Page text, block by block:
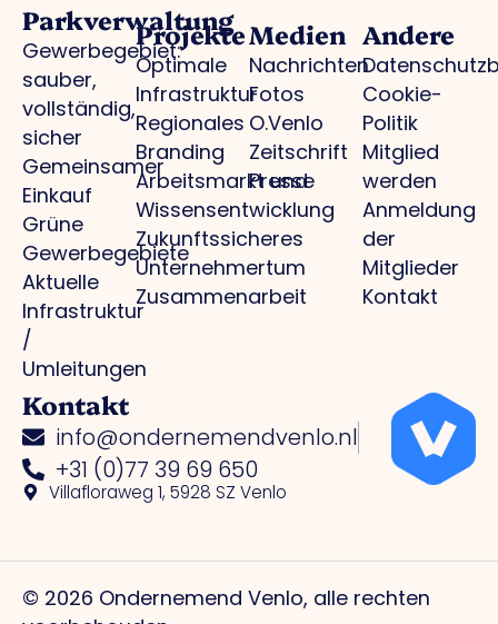
Parkverwaltung
Gewerbegebiet:
sauber,
vollständig,
sicher
Gemeinsamer
Einkauf
Grüne
Gewerbegebiete
Aktuelle
Infrastruktur
/
Umleitungen
Projekte
Optimale
Infrastruktur
Regionales
Branding
Arbeitsmarkt und
Wissensentwicklung
Zukunftssicheres
Unternehmertum
Zusammenarbeit
Medien
Nachrichten
Fotos
O.Venlo
Zeitschrift
Presse
Andere
Cookie-
Politik
Mitglied
werden
Anmeldung
der
Mitglieder
Kontakt
Kontakt
info@ondernemendvenlo.nl
+31 (0)77 39 69 650
Villafloraweg 1, 5928 SZ Venlo
© 2026 Ondernemend Venlo, alle rechten